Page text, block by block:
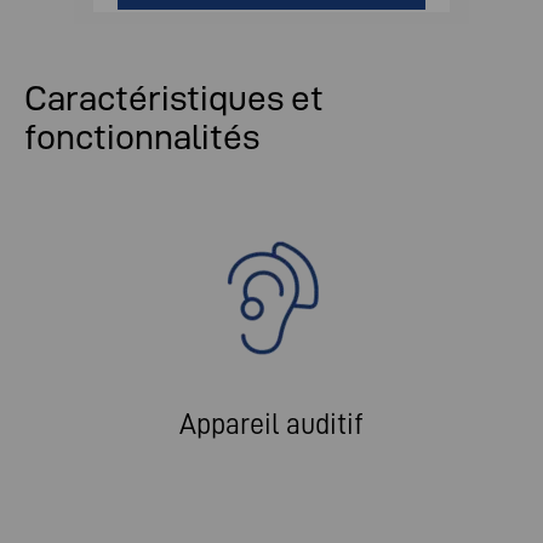
Caractéristiques et
fonctionnalités
Appareil auditif